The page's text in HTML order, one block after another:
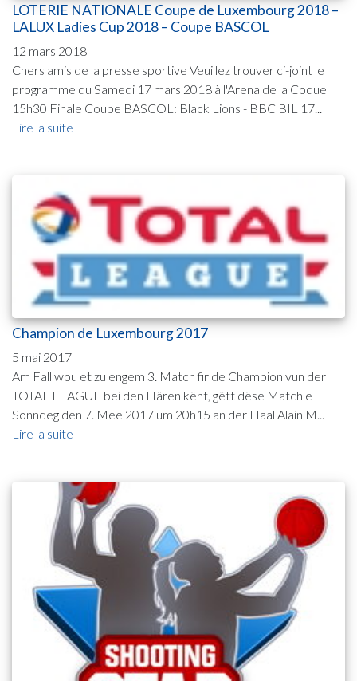
LOTERIE NATIONALE Coupe de Luxembourg 2018 –
LALUX Ladies Cup 2018 – Coupe BASCOL
12 mars 2018
Chers amis de la presse sportive Veuillez trouver ci-joint le
programme du Samedi 17 mars 2018 à l'Arena de la Coque
15h30 Finale Coupe BASCOL: Black Lions - BBC BIL 17...
Lire la suite
Champion de Luxembourg 2017
5 mai 2017
Am Fall wou et zu engem 3. Match fir de Champion vun der
TOTAL LEAGUE bei den Hären kënt, gëtt dëse Match e
Sonndeg den 7. Mee 2017 um 20h15 an der Haal Alain M...
Lire la suite